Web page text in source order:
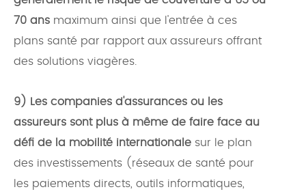
70 ans maximum ainsi que l'entrée à ces
plans santé par rapport aux assureurs offrant
des solutions viagères.
9) Les companies d'assurances ou les
assureurs sont plus à même de faire face au
défi de la mobilité internationale sur le plan
des investissements (réseaux de santé pour
les paiements directs, outils informatiques,